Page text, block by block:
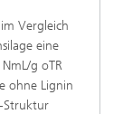
Vergleich
eine
g oTR
ohne Lignin
Struktur